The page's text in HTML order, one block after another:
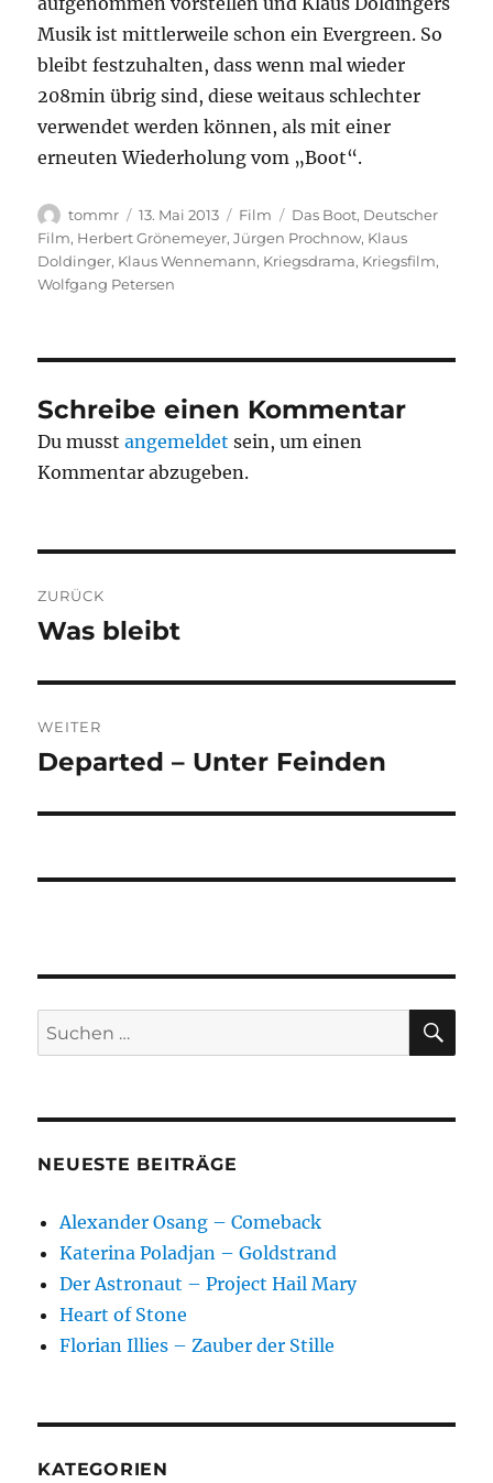
Musik ist mittlerweile schon ein Evergreen. So
bleibt festzuhalten, dass wenn mal wieder
208min übrig sind, diese weitaus schlechter
verwendet werden können, als mit einer
erneuten Wiederholung vom „Boot“.
Autor
tommr
Veröffentlicht
am
13. Mai 2013 Kategorien
Film Schlagwörter
Das Boot, Deutscher
Film, Herbert Grönemeyer,Jürgen Prochnow, Klaus
Doldinger, Klaus Wennemann, Kriegsdrama, Kriegsfilm,
Wolfgang Petersen
Schreibe einen Kommentar
Du musstangemeldet sein, um einen
Kommentar abzugeben.
ZURÜCK
Vorheriger
Was bleibt
WEITER
Nächster
Departed – Unter Feinden
Suchen
nach:
NEUESTE BEITRÄGE
Alexander Osang – Comeback
Katerina Poladjan – Goldstrand
Der Astronaut – Project Hail Mary
Heart of Stone
Florian Illies – Zauber der Stille
KATEGORIEN